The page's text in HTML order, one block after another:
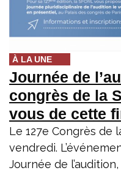
À LA UNE
Journée de
congrès de la
vous de cette
Le 127e Congrès de
vendredi.
Journée de